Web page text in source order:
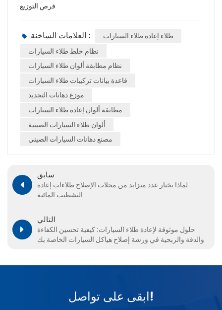
فرص التوزيع
العلامات الساخنة :
طلاء إعادة طلاء السيارات
نظام خلط طلاء السيارات
نظام مطابقة ألوان طلاء السيارات
قاعدة بيانات تركيبات طلاء السيارات
موزع دهانات التجديد
مطابقة ألوان إعادة طلاء السيارات
ألوان طلاء السيارات الصينية
مصنع دهانات السيارات الصيني
سابق
لماذا يختار عدد متزايد من محلات الإصلاح طلاءات إعادة
التشطيب المائية
التالي
حلول موثوقة لإعادة طلاء السيارات: كيفية تحسين الكفاءة
والدقة والربحية في ورشة إصلاح هياكل السيارات الخاصة بك
ابقى على تواصل!